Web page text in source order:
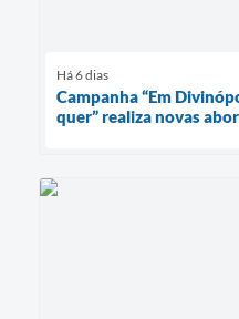
Há 6 dias
Campanha “Em
quer” realiza novas